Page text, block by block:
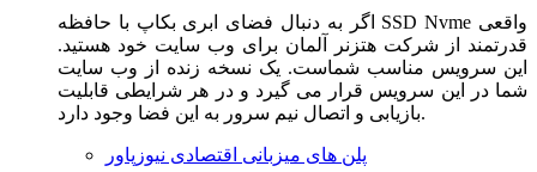
اگر به دنبال فضای ابری بکاپ با حافظه SSD Nvme واقعی
قدرتمند از شرکت هتزنر آلمان برای وب سایت خود هستید.
این سرویس مناسب شماست. یک نسخه زنده از وب سایت
شما در این سرویس قرار می گیرد و در هر شرایطی قابلیت
بازیابی و اتصال نیم سرور به این فضا وجود دارد.
پلن های میزبانی اقتصادی نیوزپاور